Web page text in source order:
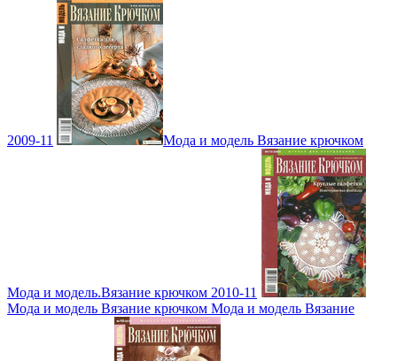
2009-11 Мода и модель Вязание крючком
Мода и модель.Вязание крючком 2010-11
Мода и модель Вязание крючком Мода и модель Вязание